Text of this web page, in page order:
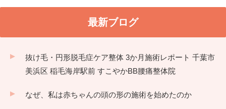
最新ブログ
抜け毛・円形脱毛症ケア整体 3か月施術レポート 千葉市
美浜区 稲毛海岸駅前 すこやかBB腰痛整体院
なぜ、私は赤ちゃんの頭の形の施術を始めたのか